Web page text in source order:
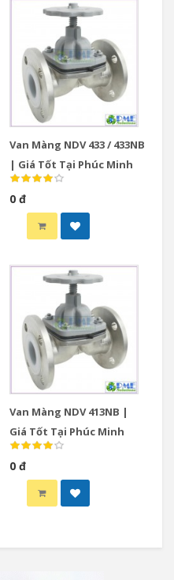
Van Màng NDV 433 / 433NB
| Giá Tốt Tại Phúc Minh
0 đ
Van Màng NDV 413NB |
Giá Tốt Tại Phúc Minh
0 đ